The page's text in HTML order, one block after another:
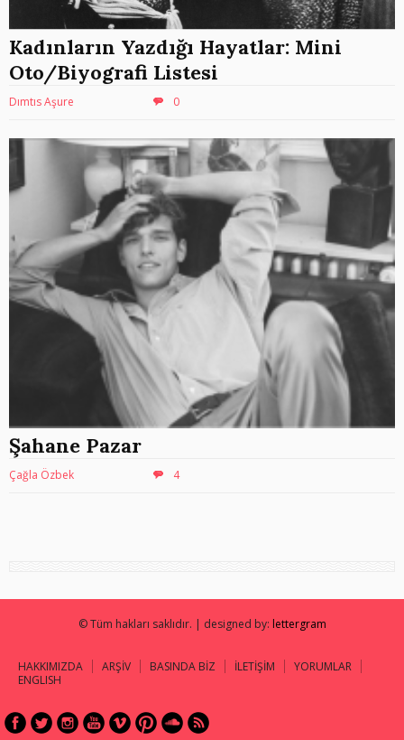
Kadınların Yazdığı Hayatlar: Mini
Oto/Biyografi Listesi
Dımtıs Aşure 0
Şahane Pazar
Çağla Özbek 4
© Tüm hakları saklıdır. | designed by: lettergram
HAKKIMIZDA ARŞİV BASINDA BİZ İLETİŞİM
YORUMLAR
ENGLISH